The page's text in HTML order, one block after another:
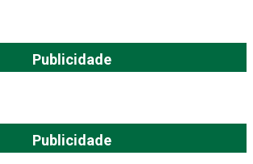
Publicidade
Publicidade